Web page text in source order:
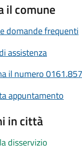
il comune
domande frequenti
assistenza
il numero
appuntamento
in città
disservizio